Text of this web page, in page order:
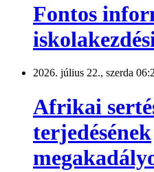
Fontos
2026. július 22., szerda
Afrikai
terjedésének